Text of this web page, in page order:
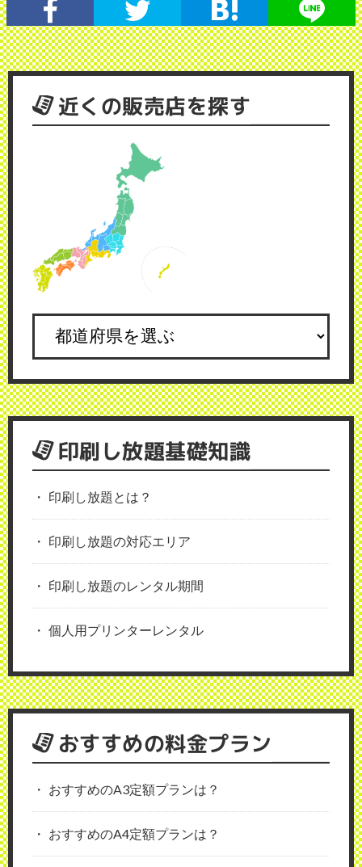
近くの販売店を探す
印刷し放題基礎知識
印刷し放題とは？
印刷し放題の対応エリア
印刷し放題のレンタル期間
個人用プリンターレンタル
おすすめの料金プラン
おすすめのA3定額プランは？
おすすめのA4定額プランは？